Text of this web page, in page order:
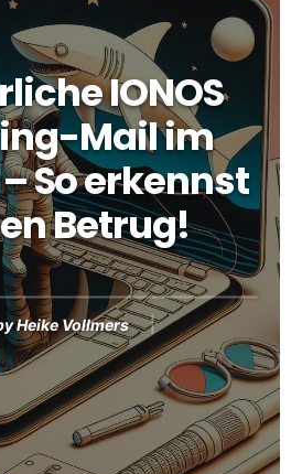
IONOS
Mail im
So erkennst
Betrug!
Heike Vollmers